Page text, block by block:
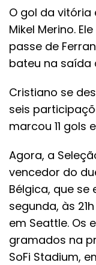
O gol da
Mikel Merino.
passe de
bateu na saída
Cristiano se
seis
marcou 11 gols
Agora, a
vencedor do
Bélgica, que
segunda, às
em Seattle. Os
gramados na
SoFi Stadium,